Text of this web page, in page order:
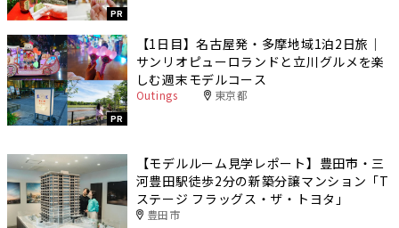
PR
PR
【1日目】名古屋発・多摩地域1泊2日旅｜
サンリオピューロランドと立川グルメを楽
しむ週末モデルコース
Outings 東京都
【モデルルーム見学レポート】豊田市・三
河豊田駅徒歩2分の新築分譲マンション「T
ステージ フラッグス・ザ・トヨタ」
豊田市